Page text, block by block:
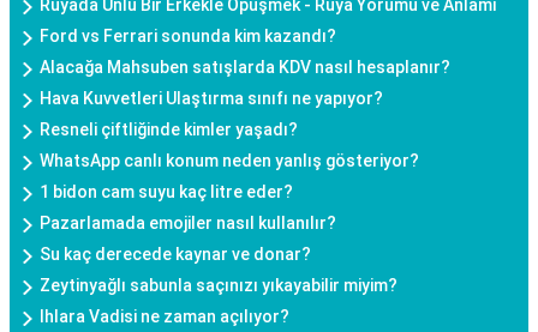
Rüyada Ünlü Bir Erkekle Öpüşmek - Rüya Yorumu ve Anlamı
Ford vs Ferrari sonunda kim kazandı?
Alacağa Mahsuben satışlarda KDV nasıl hesaplanır?
Hava Kuvvetleri Ulaştırma sınıfı ne yapıyor?
Resneli çiftliğinde kimler yaşadı?
WhatsApp canlı konum neden yanlış gösteriyor?
1 bidon cam suyu kaç litre eder?
Pazarlamada emojiler nasıl kullanılır?
Su kaç derecede kaynar ve donar?
Zeytinyağlı sabunla saçınızı yıkayabilir miyim?
Ihlara Vadisi ne zaman açılıyor?